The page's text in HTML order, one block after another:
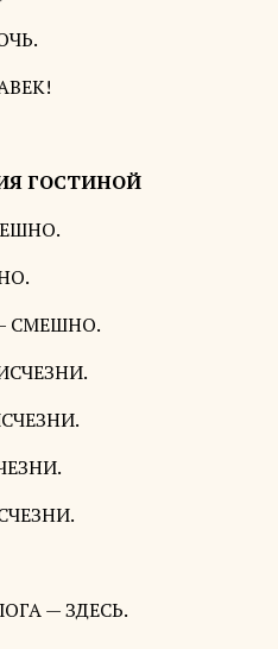
ГОСТИНОЙ
СМЕШНО.
— ЗДЕСЬ.